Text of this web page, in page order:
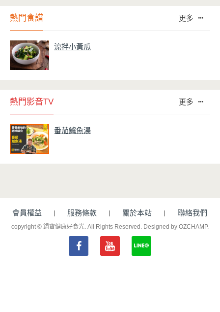
熱門食譜 更多
涼拌小黃瓜
熱門影音TV 更多
番茄鱸魚湯
會員權益 服務條款 關於本站 聯絡我們
copyright © 鍋寶健康好食光. All Rights Reserved. Designed by OZCHAMP.